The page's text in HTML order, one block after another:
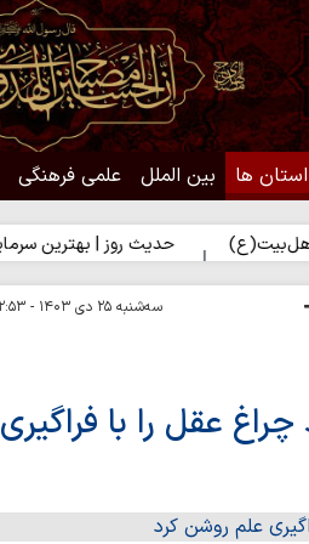
استان ها بین الملل علمی فرهنگی
حدیث روز | بهترین سرمایه انسان
سه‌شنبه ۲۵ دی ۱۴۰۳ - ۱۲:۵۳
عقل را با فراگیری